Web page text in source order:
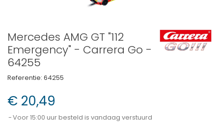
Mercedes AMG GT "112
Emergency" - Carrera Go -
64255
Referentie: 64255
€ 20,49
Voor 15:00 uur besteld is vandaag verstuurd